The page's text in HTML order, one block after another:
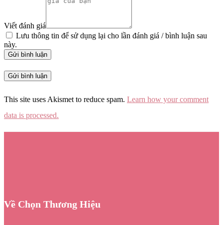
Viết đánh giá
Lưu thông tin để sử dụng lại cho lần đánh giá / bình luận sau
này.
Gửi bình luận
This site uses Akismet to reduce spam. Learn how your comment
data is processed.
Về Chọn Thương Hiệu